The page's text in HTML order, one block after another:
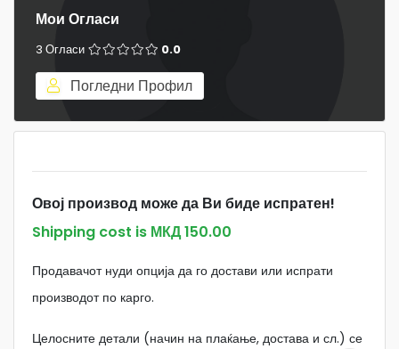
Мои Огласи
3 Огласи 0.0
Погледни Профил
Овој производ може да Ви биде испратен!
Shipping cost is МКД 150.00
Продавачот нуди опција да го достави или испрати
производот по карго.
Целосните детали (начин на плаќање, достава и сл.) се